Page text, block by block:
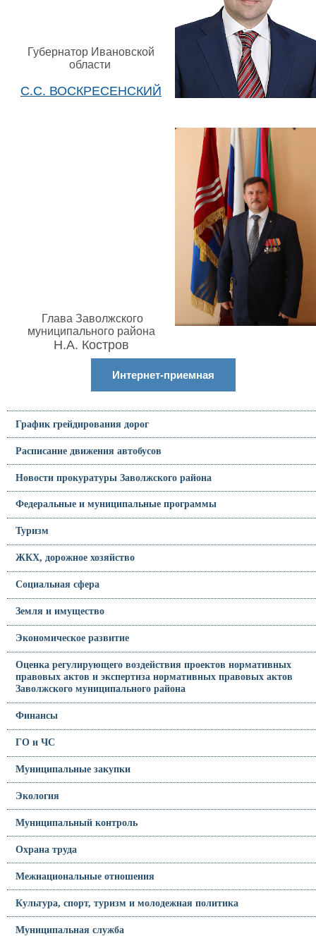
Губернатор Ивановской
области
С.С. ВОСКРЕСЕНСКИЙ
Глава Заволжского
муниципального района
Н.А. Костров
Интернет-приемная
График грейдирования дорог
Расписание движения автобусов
Новости прокуратуры Заволжского района
Федеральные и муниципальные программы
Туризм
ЖКХ, дорожное хозяйство
Социальная сфера
Земля и имущество
Экономическое развитие
Оценка регулирующего воздействия проектов нормативных
правовых актов и экспертиза нормативных правовых актов
Заволжского муниципального района
Финансы
ГО и ЧС
Муниципальные закупки
Экология
Муниципальный контроль
Охрана труда
Межнациональные отношения
Культура, спорт, туризм и молодежная политика
Муниципальная служба